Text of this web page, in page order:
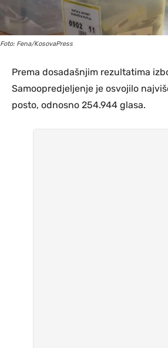
Foto: Fena/KosovaPress
Prema dosadašnjim rezultatima
Samoopredjeljenje je osvojilo
posto, odnosno 254.944 glasa.